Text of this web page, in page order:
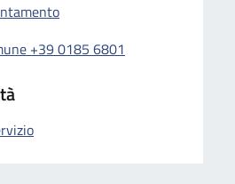
+39 0185 6801